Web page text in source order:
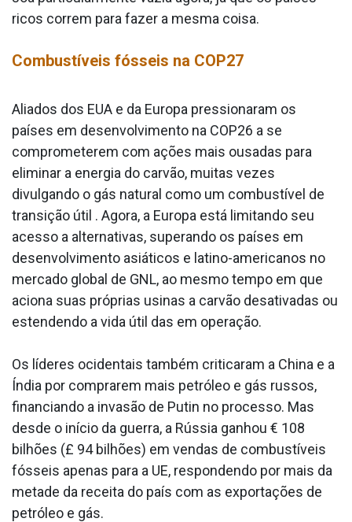
ricos correm para fazer a mesma coisa.
Combustíveis fósseis na COP27
Aliados dos EUA e da Europa pressionaram os
países em desenvolvimento na COP26 a se
comprometerem com ações mais ousadas para
eliminar a energia do carvão, muitas vezes
divulgando o gás natural como um combustível de
transição útil . Agora, a Europa está limitando seu
acesso a alternativas, superando os países em
desenvolvimento asiáticos e latino-americanos no
mercado global de GNL, ao mesmo tempo em que
aciona suas próprias usinas a carvão desativadas ou
estendendo a vida útil das em operação.
Os líderes ocidentais também criticaram a China e a
Índia por comprarem mais petróleo e gás russos,
financiando a invasão de Putin no processo. Mas
desde o início da guerra, a Rússia ganhou € 108
bilhões (£ 94 bilhões) em vendas de combustíveis
fósseis apenas para a UE, respondendo por mais da
metade da receita do país com as exportações de
petróleo e gás.